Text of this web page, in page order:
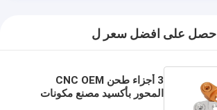
احصل على افضل سعر ل
3 أجزاء طحن CNC OEM
المحور بأكسيد مصنع مكونات